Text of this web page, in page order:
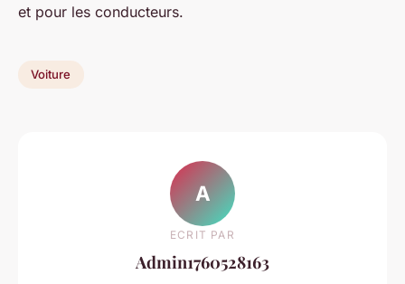
et pour les conducteurs.
Voiture
A
ECRIT PAR
Admin1760528163